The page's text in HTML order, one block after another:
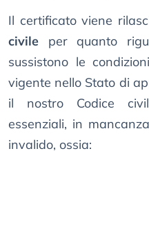
Il certificato viene
civile per quanto
sussistono le
vigente nello Stato di
il nostro Codice
essenziali, in
invalido, ossia: